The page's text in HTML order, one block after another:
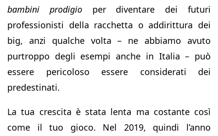
bambini prodigioper diventare dei futuri
professionisti della racchetta o addirittura dei
big, anzi qualche volta – ne abbiamo avuto
purtroppo degli esempi anche in Italia – può
essere pericoloso essere considerati dei
predestinati.
La tua crescita è stata lenta ma costante così
come il tuo gioco. Nel 2019, quindi l’anno